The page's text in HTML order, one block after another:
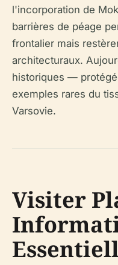
l'incorporation de
barrières de péage
frontalier mais
architecturaux.
historiques —
exemples rares du
Varsovie.
Visiter